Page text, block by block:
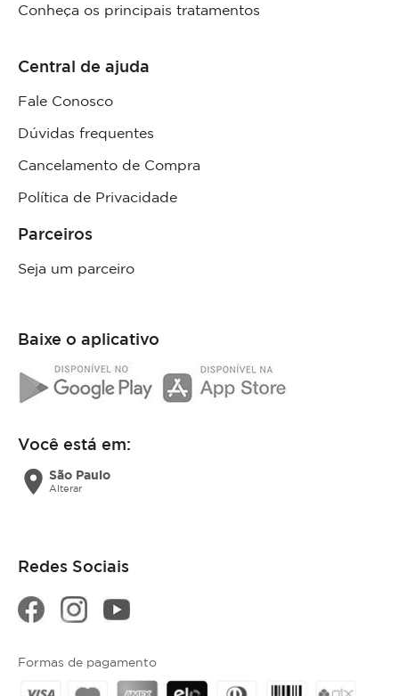
Conheça os principais tratamentos
Central de ajuda
Fale Conosco
Dúvidas frequentes
Cancelamento de Compra
Política de Privacidade
Parceiros
Seja um parceiro
Baixe o aplicativo
Você está em:
location_on São Paulo
Alterar
Redes Sociais
Formas de pagamento